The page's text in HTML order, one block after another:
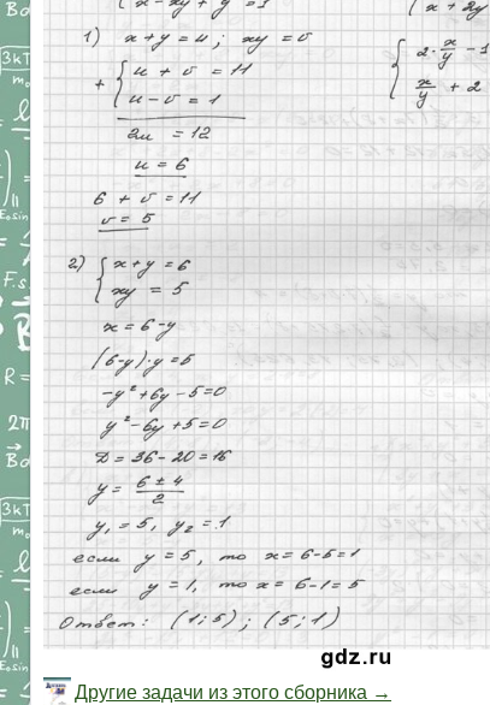
Другие задачи из этого сборника →